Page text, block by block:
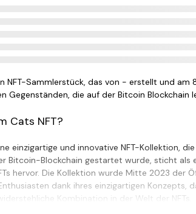
NFT-Sammlerstück, das von - erstellt und am
Gegenständen, die auf der Bitcoin Blockchain
Cats NFT?
einzigartige und innovative NFT-Kollektion,
Bitcoin-Blockchain gestartet wurde, sticht als
hervor. Die Kollektion wurde Mitte 2023 der
dank ihres einzigartigen
Kombination in der Welt der NFTs.